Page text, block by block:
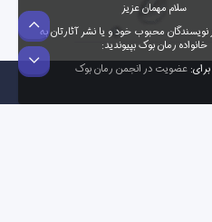
سلام مهمان عزیز
محبوب خود و یا نشر آثارتان به
خانواده رمان بوک بپیوندید:
عضویت در انجمن رمان بوک
بالا
پایین